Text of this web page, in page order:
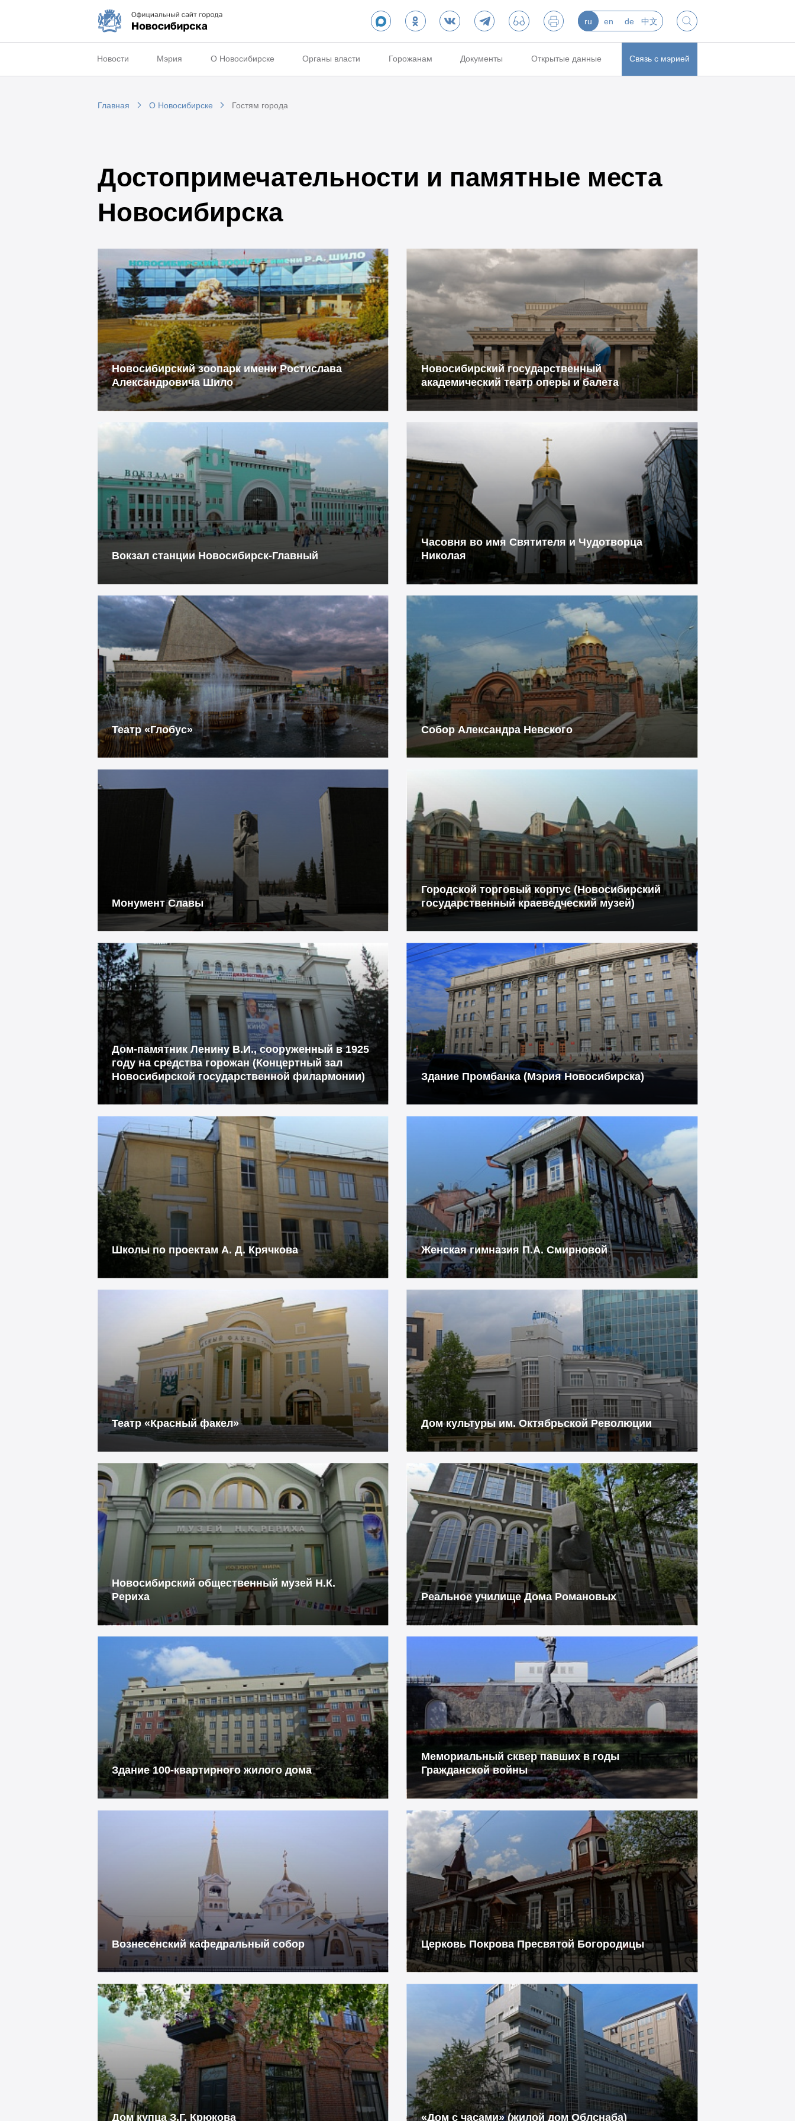
ru en de 中文
Новости Мэрия О Новосибирске Органы власти Горожанам Документы Открытые данные Связь с мэрией
Главная О Новосибирске Гостям города
Достопримечательности и памятные места
Новосибирска
Новосибирский зоопарк имени Ростислава
Александровича Шило
Новосибирский государственный
академический театр оперы и балета
Вокзал станции Новосибирск-Главный
Часовня во имя Святителя и Чудотворца
Николая
Театр «Глобус» Собор Александра Невского
Монумент Славы
Городской торговый корпус (Новосибирский
государственный краеведческий музей)
Дом-памятник Ленину В.И., сооруженный в 1925
году на средства горожан (Концертный зал
Новосибирской государственной филармонии)
Здание Промбанка (Мэрия Новосибирска)
Школы по проектам А. Д. Крячкова Женская гимназия П.А. Смирновой
Театр «Красный факел» Дом культуры им. Октябрьской Революции
Новосибирский общественный музей Н.К.
Рериха
Реальное училище Дома Романовых
Здание 100-квартирного жилого дома
Мемориальный сквер павших в годы
Гражданской войны
Вознесенский кафедральный собор Церковь Покрова Пресвятой Богородицы
Дом купца З.Г. Крюкова «Дом с часами» (жилой дом Облснаба)